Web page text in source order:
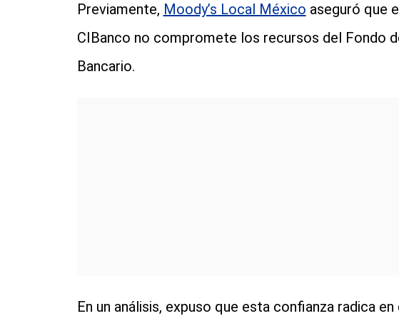
Previamente, Moody’s Local México aseguró que
CIBanco no compromete los recursos del Fondo
Bancario.
En un análisis, expuso que esta confianza radica